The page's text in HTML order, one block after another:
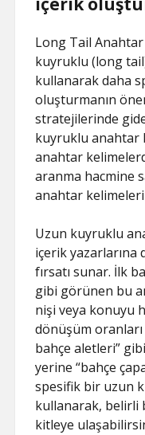
Long Tail
kuyruklu (long
kullanarak daha
oluşturmanın
stratejilerinde
kuyruklu anahtar
anahtar
aranma hacmine
anahtar
Uzun kuyruklu
içerik yazarlarına
fırsatı sunar. İlk
gibi görünen bu
nişi veya konuyu
dönüşüm
bahçe aletleri”
yerine “bahçe
spesifik bir uzun
kullanarak, belirli
kitleye